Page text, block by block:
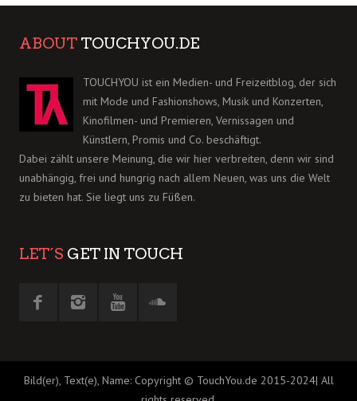
ABOUT TOUCHYOU.DE
TOUCHYOU ist ein Medien- und Freizeitblog, der sich
mit Mode und Fashionshows, Musik und Konzerten,
Kinofilmen- und Premieren, Vernissagen und
Künstlern, Promis und Co. beschäftigt.
Dabei zählt unsere Meinung, die wir hier verbreiten, denn wir sind
unabhängig, frei und hungrig nach allem Neuen, was uns die Welt
zu bieten hat. Sie liegt uns zu Füßen.
LET´S GET IN TOUCH
Bild(er), Text(e), Name: Copyright © TouchYou.de 2015-2024| All